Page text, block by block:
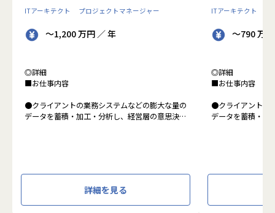
ITアーキテクト プロジェクトマネージャー
～1,200 万円 ／ 年
◎詳細
■お仕事内容
●クライアントの業務システムなどの膨大な量の
データを蓄積・加工・分析し、経営層の意思決定
設計、実装まで、プロジェクトに一気通貫で関わ
って頂きます。
詳細を見る
ITアーキテクト
～790 万
◎詳細
■お仕事内容
●クライアントの
データを蓄積・加
●クライアントの
●主に要件定義か